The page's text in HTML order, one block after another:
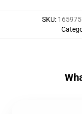
SKU: